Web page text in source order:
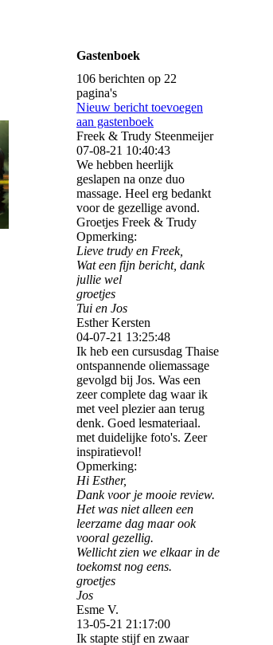
Gastenboek
106 berichten op 22
pagina's
Nieuw bericht toevoegen
aan gastenboek
Freek & Trudy Steenmeijer
07-08-21 10:40:43
We hebben heerlijk
geslapen na onze duo
massage. Heel erg bedankt
voor de gezellige avond.
Groetjes Freek & Trudy
Opmerking:
Lieve trudy en Freek,
Wat een fijn bericht, dank
jullie wel
groetjes
Tui en Jos
Esther Kersten
04-07-21 13:25:48
Ik heb een cursusdag Thaise
ontspannende oliemassage
gevolgd bij Jos. Was een
zeer complete dag waar ik
met veel plezier aan terug
denk. Goed lesmateriaal.
met duidelijke foto's. Zeer
inspiratievol!
Opmerking:
Hi Esther,
Dank voor je mooie review.
Het was niet alleen een
leerzame dag maar ook
vooral gezellig.
Wellicht zien we elkaar in de
toekomst nog eens.
groetjes
Jos
Esme V.
13-05-21 21:17:00
Ik stapte stijf en zwaar